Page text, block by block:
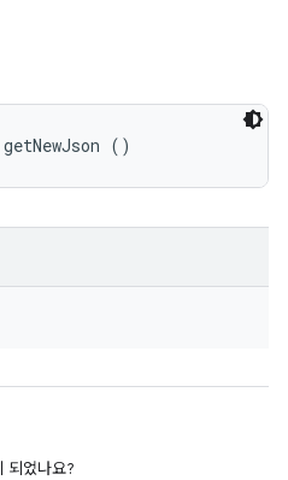
()
되었나요?